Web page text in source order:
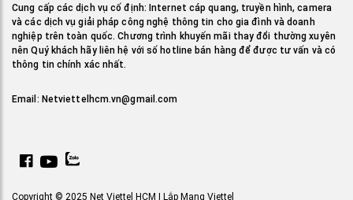
Cung cấp các dịch vụ cố định: Internet cáp quang, truyền hình, camera
và các dịch vụ giải pháp công nghệ thông tin cho gia đình và doanh
nghiệp trên toàn quốc. Chương trình khuyến mãi thay đổi thường xuyên
nên Quý khách hãy liên hệ với số hotline bán hàng để được tư vấn và có
thông tin chính xác nhất.
Email: Netviettelhcm.vn@gmail.com
Copyright © 2025 Net Viettel HCM | Lắp Mạng Viettel